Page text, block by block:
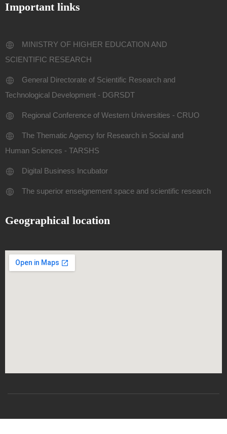
Important links
MINISTRY OF HIGHER EDUCATION AND
SCIENTIFIC RESEARCH
General Directorate of Scientific Research and
Technological Development - DGRSDT
Regional Conference of Western Universities - CRUO
The Thematic Agency for Research in Social and
Human Sciences - TARSHS
Digital Business Incubator
The superior enseignement space and scientific research
Geographical location